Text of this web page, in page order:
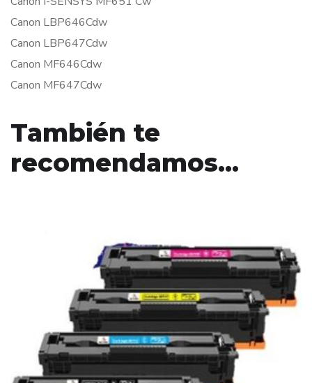
Canon LBP646Cdw
Canon LBP647Cdw
Canon MF646Cdw
Canon MF647Cdw
También te
recomendamos…